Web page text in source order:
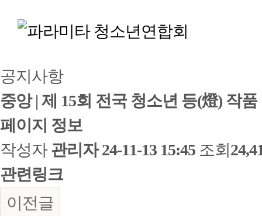
공지사항
중앙 | 제 15회 전국 청소년 등(燈) 작
페이지 정보
작성자관리자 24-11-13 15:45 조회
관련링크
이전글